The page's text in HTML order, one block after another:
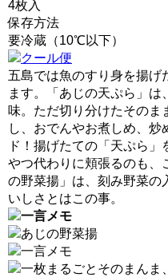
4枚入
保存方法
要冷蔵（10℃以下）
五島では魚のすり身を揚げ
ます。「あじの天ぷら」
味。ただ切り分けたそのま
し、おでんやお煮しめ、炒
ド！揚げたての「天ぷら
やつ代わりに頬張るのも、
の野菜揚」は、刻み野菜の
いしさとはこの事。